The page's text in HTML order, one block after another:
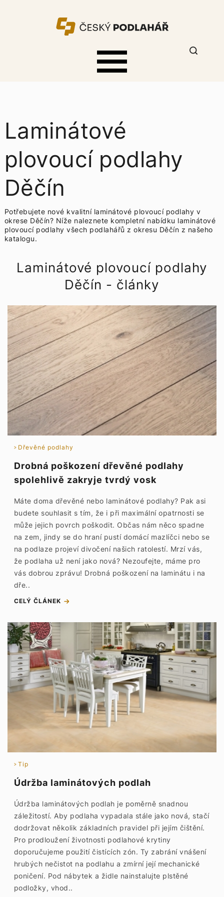
Laminátové
plovoucí podlahy
Děčín
Potřebujete nové kvalitní laminátové plovoucí podlahy v
okrese Děčín? Níže naleznete kompletní nabídku laminátové
plovoucí podlahy všech podlahářů z okresu Děčín z našeho
katalogu.
Laminátové plovoucí podlahy
Děčín - články
Dřevěné podlahy
Drobná poškození dřevěné podlahy
spolehlivě zakryje tvrdý vosk
Máte doma dřevěné nebo laminátové podlahy? Pak asi
budete souhlasit s tím, že i při maximální opatrnosti se
může jejich povrch poškodit. Občas nám něco spadne
na zem, jindy se do hraní pustí domácí mazlíčci nebo se
na podlaze projeví divočení našich ratolestí. Mrzí vás,
že podlaha už není jako nová? Nezoufejte, máme pro
vás dobrou zprávu! Drobná poškození na laminátu i na
dře..
CELÝ ČLÁNEK
Tip
Údržba laminátových podlah
Údržba laminátových podlah je poměrně snadnou
záležitostí. Aby podlaha vypadala stále jako nová, stačí
dodržovat několik základních pravidel při jejím čištění.
Pro prodloužení životnosti podlahové krytiny
doporučujeme použití čistících zón. Ty zabrání vnášení
hrubých nečistot na podlahu a zmírní její mechanické
poničení. Pod nábytek a židle nainstalujte plstěné
podložky, vhod..